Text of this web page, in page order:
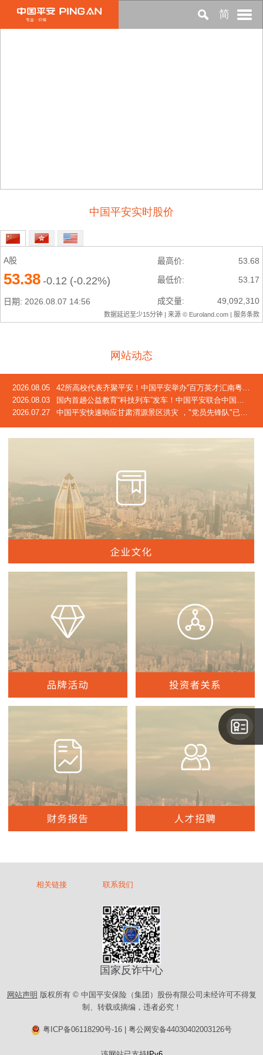
简
中国平安实时股价
网站动态
2026.08.05
42所高校代表齐聚平安！中国平安举办“百万英才汇南粤”2026校企合作交流会
2026.08.03
国内首趟公益教育“科技列车”发车！中国平安联合中国青基会发起2026年“少年科技中国行”活动
2026.07.27
中国平安快速响应甘肃渭源景区洪灾 ，"党员先锋队"已奔赴灾区一线，完成首笔车险赔付
相关链接 联系我们
国家反诈中心
网站声明 版权所有 © 中国平安保险（集团）股份有限公司未经许可不得复
制、转载或摘编，违者必究！
粤ICP备06118290号-16 |粤公网安备44030402003126号